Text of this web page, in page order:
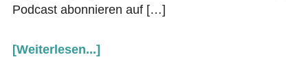
Podcast abonnieren auf […]
[Weiterlesen...]